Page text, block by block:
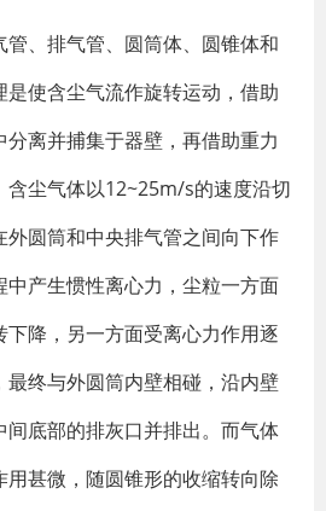
、排气管、圆筒体、圆锥体和
使含尘气流作旋转运动，借助
离并捕集于器壁，再借助重力
含尘气体以12~25m/s的速度沿切
圆筒和中央排气管之间向下作
产生惯性离心力，尘粒一方面
降，另一方面受离心力作用逐
终与外圆筒内壁相碰，沿内壁
底部的排灰口并排出。而气体
甚微，随圆锥形的收缩转向除